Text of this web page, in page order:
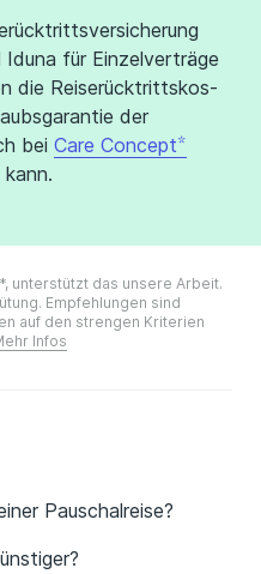
für Einzelverträge
die Rei­se­rück­tritts­kos­
der
bei Care Concept
unterstützt das unsere Arbeit.
Empfehlungen sind
auf den strengen Kriterien
Infos
Pauschalreise?